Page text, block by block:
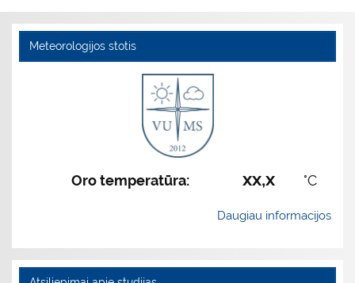
Meteorologijos stotis
Oro temperatūra: xx,x °C
Daugiau informacijos